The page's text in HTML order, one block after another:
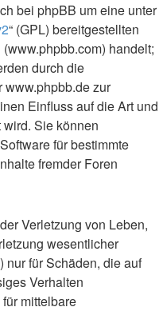
bei phpBB um eine unter
“ (GPL) bereitgestellten
handelt;
durch die
www.phpbb.de zur
Einfluss auf die Art und
Sie können
für bestimmte
fremder Foren
Verletzung von Leben,
wesentlicher
nur für Schäden, die auf
Verhalten
mittelbare